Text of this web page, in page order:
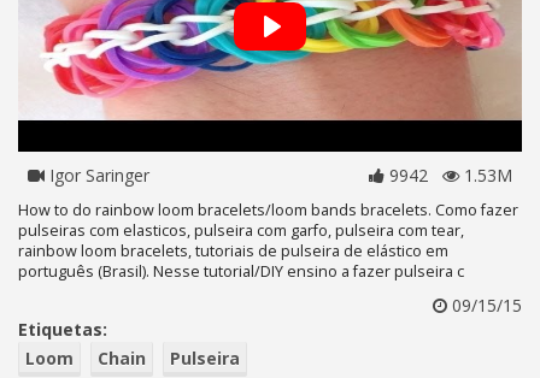
Igor Saringer 9942 1.53M
How to do rainbow loom bracelets/loom bands bracelets. Como fazer
pulseiras com elasticos, pulseira com garfo, pulseira com tear,
rainbow loom bracelets, tutoriais de pulseira de elástico em
português (Brasil). Nesse tutorial/DIY ensino a fazer pulseira c
09/15/15
Etiquetas:
Loom
Chain Pulseira